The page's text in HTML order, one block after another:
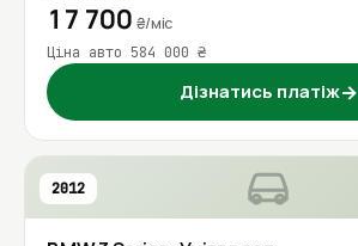
17 700 ₴/міс
Ціна авто 584 000 ₴
Дізнатись платіж→
2012